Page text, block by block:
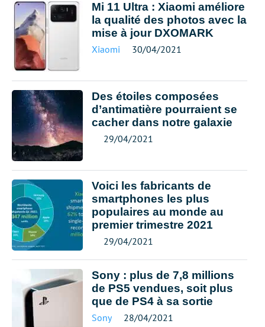
Mi 11 Ultra : Xiaomi améliore
la qualité des photos avec la
mise à jour DXOMARK
Xiaomi 30/04/2021
Des étoiles composées
d’antimatière pourraient se
cacher dans notre galaxie
29/04/2021
Voici les fabricants de
smartphones les plus
populaires au monde au
premier trimestre 2021
29/04/2021
Sony : plus de 7,8 millions
de PS5 vendues, soit plus
que de PS4 à sa sortie
Sony 28/04/2021